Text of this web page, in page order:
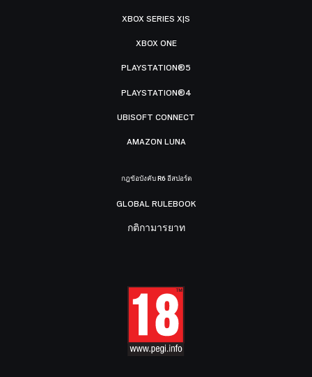
XBOX SERIES X|S
XBOX ONE
PLAYSTATION®5
PLAYSTATION®4
UBISOFT CONNECT
AMAZON LUNA
กฎข้อบังคับ R6 อีสปอร์ต
GLOBAL RULEBOOK
กติกามารยาท